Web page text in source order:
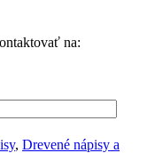
na:
, Drevené nápisy a